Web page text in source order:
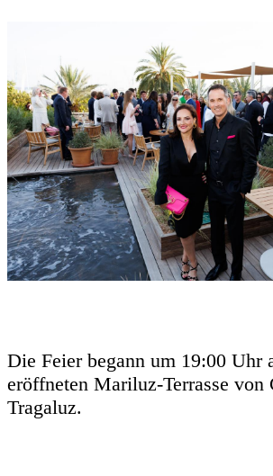
Die Feier begann um 19:00 Uhr
eröffneten Mariluz-Terrasse von
Tragaluz.